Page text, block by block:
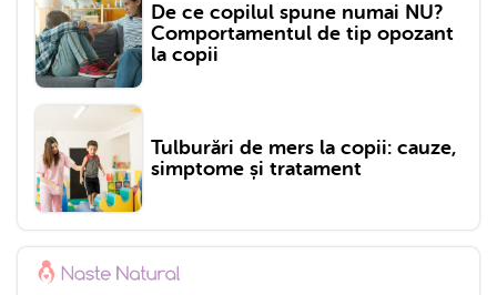
De ce copilul spune numai NU?
Comportamentul de tip opozant
la copii
Tulburări de mers la copii: cauze,
simptome și tratament